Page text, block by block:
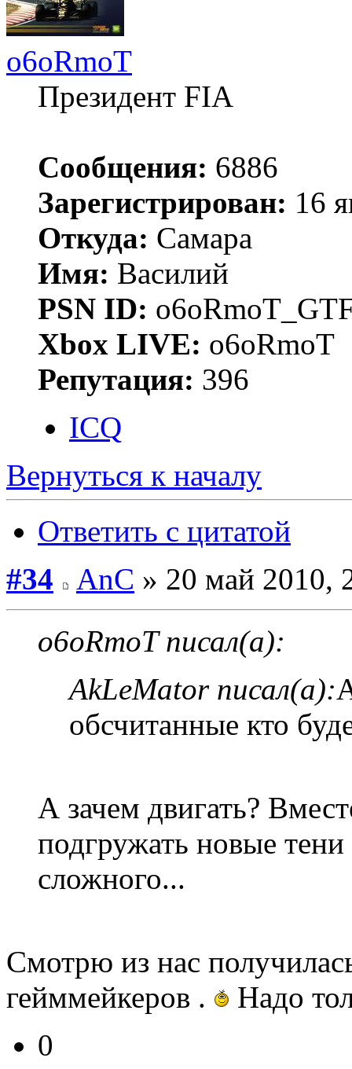
o6oRmoT
Президент FIA
Сообщения: 6886
Зарегистрирован: 16
Откуда: Самара
Имя: Василий
PSN ID:
Xbox LIVE: o6oRmoT
Репутация: 396
ICQ
Вернуться к началу
Ответить с цитатой
#34
AnC » 20 май 2010,
o6oRmoT писал(а):
AkLeMator писал(а):
обсчитанные кто
А зачем двигать?
подгружать новые
сложного...
Смотрю из нас
гейммейкеров .
Надо
0